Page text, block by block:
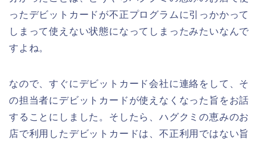
ったデビットカードが不正プログラムに引っかかって
しまって使えない状態になってしまったみたいなんで
すよね。
なので、すぐにデビットカード会社に連絡をして、そ
の担当者にデビットカードが使えなくなった旨をお話
することにしました。そしたら、ハグクミの恵みのお
店で利用したデビットカードは、不正利用ではない旨